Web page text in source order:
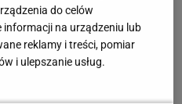
się piłki, którą trzymał
przez
nim arbiter. Nie zmienia
musi liczyć się z
była na tyle duża, że
do celów
na urządzeniu lub
reklamy i treści, pomiar
i ulepszanie usług.